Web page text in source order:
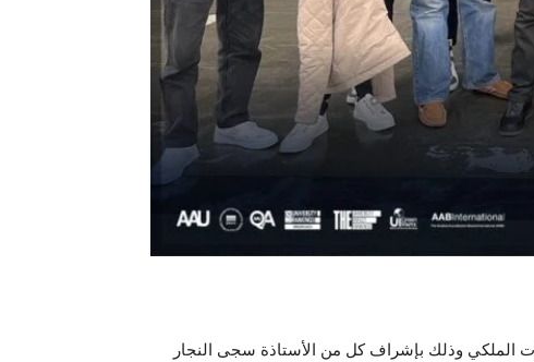
الملكي وذلك بإشراف كل من الأستاذة سجى النجار